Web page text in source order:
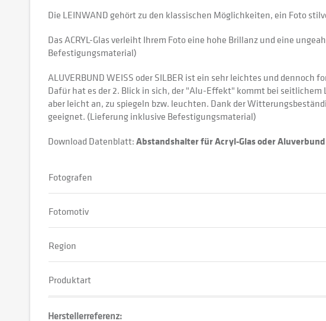
Die LEINWAND gehört zu den klassischen Möglichkeiten, ein Foto
Das ACRYL-Glas verleiht Ihrem Foto eine hohe Brillanz und eine
Befestigungsmaterial)
ALUVERBUND WEISS oder SILBER ist ein sehr leichtes und
Dafür hat es der 2. Blick in sich, der "Alu-Effekt" kommt bei
aber leicht an, zu spiegeln bzw. leuchten. Dank der
geeignet. (Lieferung inklusive Befestigungsmaterial)
Download Datenblatt:Abstandshalter für Acryl-Glas oder Aluverbund
Fotografen
Fotomotiv
Region
Produktart
Herstellerreferenz: